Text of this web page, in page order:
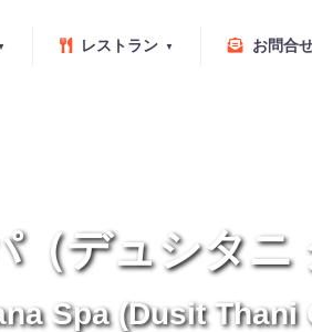
レストラン お問合
デュシタニ
Spa (Dusit Thani